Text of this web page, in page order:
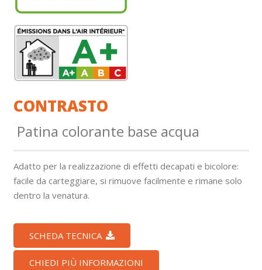
CONTRASTO
Patina colorante base acqua
Adatto per la realizzazione di effetti decapati e bicolore:
facile da carteggiare, si rimuove facilmente e rimane solo
dentro la venatura.
SCHEDA TECNICA
CHIEDI PIÙ INFORMAZIONI